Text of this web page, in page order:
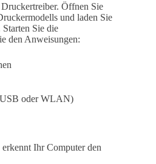
Öffnen Sie
und laden Sie
Sie die
den Anweisungen:
oder WLAN)
Ihr Computer den